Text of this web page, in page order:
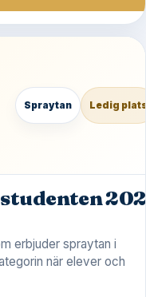
Spraytan Ledig
erbjuder spraytan i
när elever och